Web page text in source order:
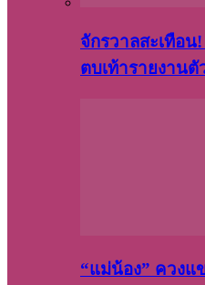
จักรวาลสะเทือน
ตบเท้ารายงานตั
“แม่น้อง” ควงแ